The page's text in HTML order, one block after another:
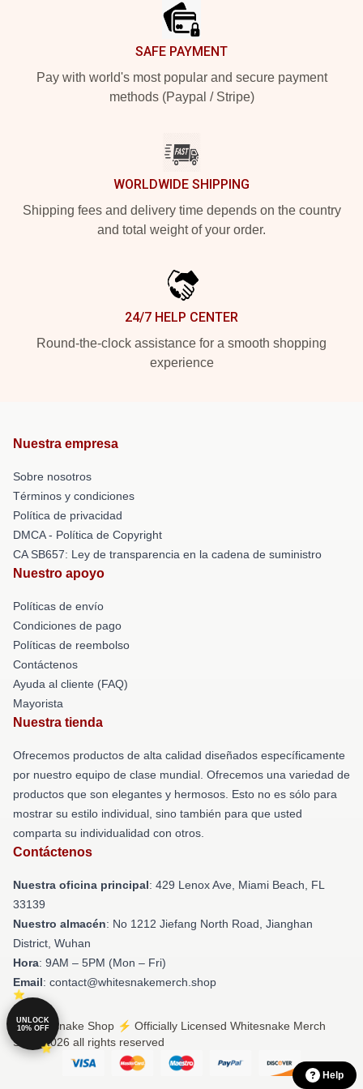
SAFE PAYMENT
Pay with world's most popular and secure payment
methods (Paypal / Stripe)
WORLDWIDE SHIPPING
Shipping fees and delivery time depends on the country
and total weight of your order.
24/7 HELP CENTER
Round-the-clock assistance for a smooth shopping
experience
Nuestra empresa
Sobre nosotros
Términos y condiciones
Política de privacidad
DMCA - Política de Copyright
CA SB657: Ley de transparencia en la cadena de suministro
Nuestro apoyo
Políticas de envío
Condiciones de pago
Políticas de reembolso
Contáctenos
Ayuda al cliente (FAQ)
Mayorista
Nuestra tienda
Ofrecemos productos de alta calidad diseñados específicamente
por nuestro equipo de clase mundial. Ofrecemos una variedad de
productos que son elegantes y hermosos. Esto no es sólo para
mostrar su estilo individual, sino también para que usted
comparta su individualidad con otros.
Contáctenos
Nuestra oficina principal: 429 Lenox Ave, Miami Beach, FL
33139
Nuestro almacén: No 1212 Jiefang North Road, Jianghan
District, Wuhan
Hora: 9AM – 5PM (Mon – Fri)
Email: contact@whitesnakemerch.shop
© Whitesnake Shop ⚡️ Officially Licensed Whitesnake Merch
Store 2026 all rights reserved
Help
UNLOCK
10% OFF